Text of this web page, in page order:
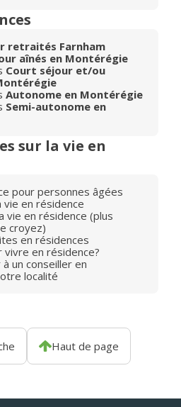
retraités Farnham
aînés en Montérégie
Court séjour et/ou
Autonome en Montérégie
Semi-autonome en
sur la vie en
pour personnes âgées
en résidence
vie en résidence (plus
croyez)
en résidences
en résidence?
un conseiller en
localité
Haut de page